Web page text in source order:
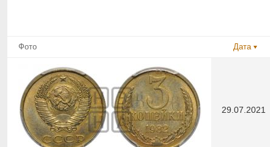
Фото Дата
29.07.2021